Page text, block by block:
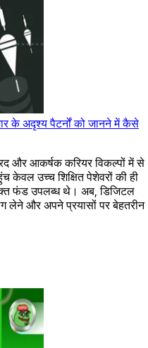
के अदृश्य पैटर्नों को जानने में कैसे
और आकर्षक करियर विकल्पों में से
केवल उच्च शिक्षित पेशेवरों की ही
फंड उपलब्ध थे। अब, डिजिटल
लेने और अपने प्रयासों पर बेहतरीन